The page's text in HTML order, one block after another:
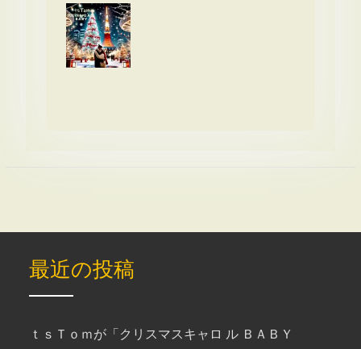
最近の投稿
ｔｓＴｏｍが「クリスマスキャロ ル ＢＡＢＹ